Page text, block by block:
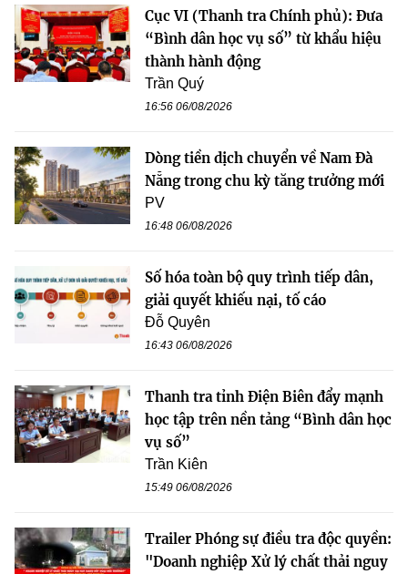
Cục VI (Thanh tra Chính phủ): Đưa
“Bình dân học vụ số” từ khẩu hiệu
thành hành động
Trần Quý
16:56 06/08/2026
Dòng tiền dịch chuyển về Nam Đà
Nẵng trong chu kỳ tăng trưởng mới
PV
16:48 06/08/2026
Số hóa toàn bộ quy trình tiếp dân,
giải quyết khiếu nại, tố cáo
Đỗ Quyên
16:43 06/08/2026
Thanh tra tỉnh Điện Biên đẩy mạnh
học tập trên nền tảng “Bình dân học
vụ số”
Trần Kiên
15:49 06/08/2026
Trailer Phóng sự điều tra độc quyền:
"Doanh nghiệp Xử lý chất thải nguy